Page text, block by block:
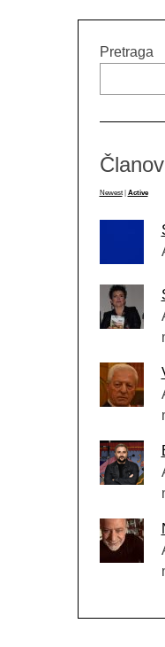
Pretraga
Newest | Active